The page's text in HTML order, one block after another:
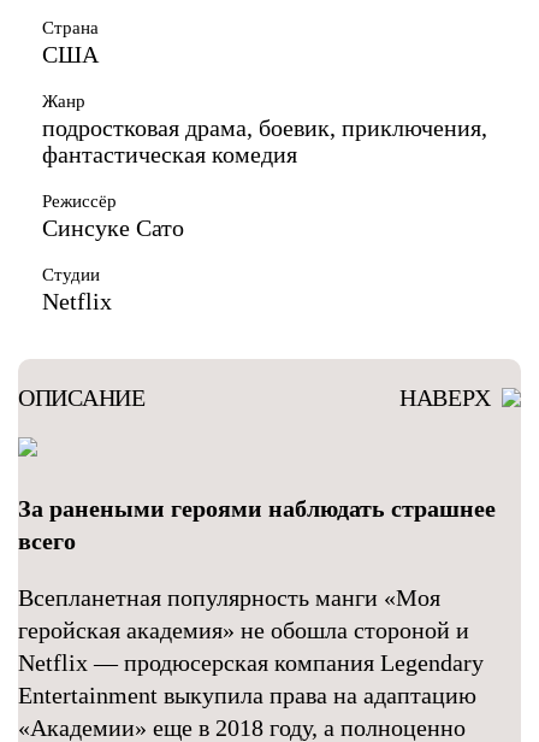
Страна
США
Жанр
подростковая драма, боевик, приключения,
фантастическая комедия
Режиссёр
Синсуке Сато
Студии
Netflix
ОПИСАНИЕ НАВЕРХ
За ранеными героями наблюдать страшнее
всего
Всепланетная популярность манги «Моя
геройская академия» не обошла стороной и
Netflix — продюсерская компания Legendary
Entertainment выкупила права на адаптацию
«Академии» еще в 2018 году, а полноценно